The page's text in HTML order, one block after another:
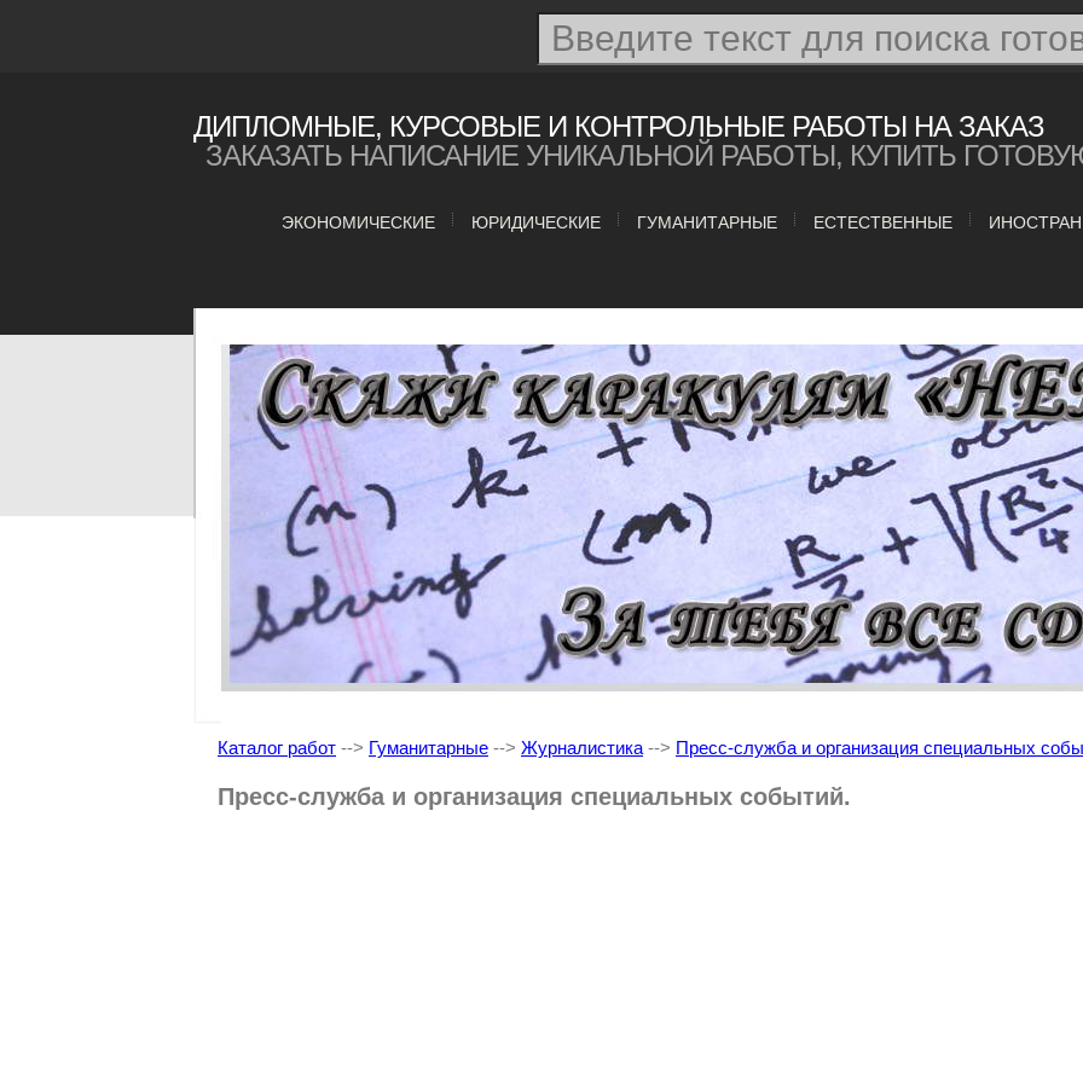
ДИПЛОМНЫЕ, КУРСОВЫЕ И КОНТРОЛЬНЫЕ РАБОТЫ НА ЗАКАЗ
ЗАКАЗАТЬ НАПИСАНИЕ УНИКАЛЬНОЙ РАБОТЫ, КУПИТЬ
ЭКОНОМИЧЕСКИЕ ЮРИДИЧЕСКИЕ ГУМАНИТАРНЫЕ ЕСТЕСТВЕННЫЕ
Каталог работ --> Гуманитарные --> Журналистика --> Пресс-служба и организация специальных
Пресс-служба и организация специальных событий.